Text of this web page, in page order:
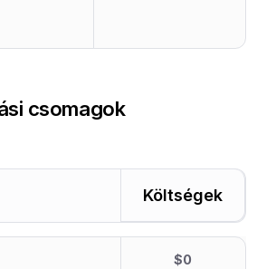
csomagok
Költségek
$0